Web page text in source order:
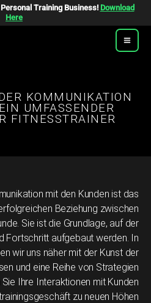
Training Business! Download
Here
KOMMUNIKATION
UMFASSENDER
FITNESSTRAINER
mit den Kunden ist das
Beziehung zwischen
Sie ist die Grundlage, auf der
Fortschritt aufgebaut werden. In
wir uns näher mit der Kunst der
und eine Reihe von Strategien
Ihre Interaktionen mit Kunden
zu neuen Höhen